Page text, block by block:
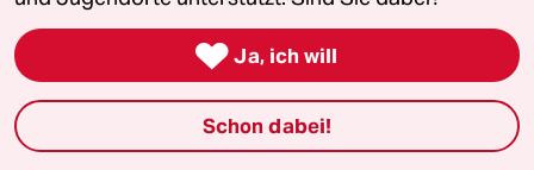
Axel Berger
25.06.2024,21:38 Uhr
Also der Bestand ist dreckig und das aus den
Steuern der anderen geförderte Neue
 Ja, ich will
Schon dabei!